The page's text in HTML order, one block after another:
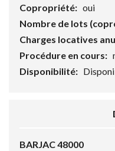
Copropriété: oui
Nombre de lots
Charges locatives
Procédure en cours:
Disponibilité:
BARJAC 48000